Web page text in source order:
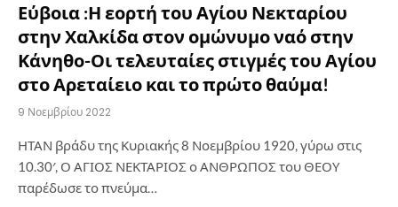
Εύβοια :Η εορτή του Αγίου Νεκταρίου
στην Χαλκίδα στον ομώνυμο ναό στην
Κάνηθο-Οι τελευταίες στιγμές του Αγίου
στο Αρεταίειο και το πρώτο θαύμα!
9 Νοεμβρίου 2022
ΗΤΑΝ βράδυ της Κυριακής 8 Νοεμβρίου 1920, γύρω στις
10.30′, Ο ΑΓΙΟΣ ΝΕΚΤΑΡΙΟΣ ο ΑΝΘΡΩΠΟΣ του ΘΕΟΥ
παρέδωσε το πνεύμα…